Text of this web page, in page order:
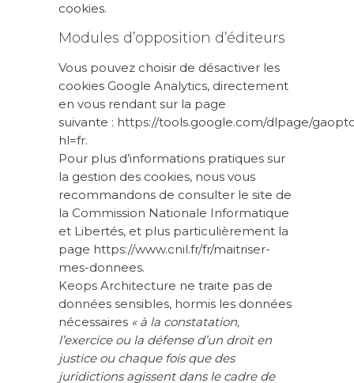
cookies.
Modules d’opposition d’éditeurs
Vous pouvez choisir de désactiver les
cookies Google Analytics, directement
en vous rendant sur la page
suivante : https://tools.google.com/dlpage/
hl=fr.
Pour plus d’informations pratiques sur
la gestion des cookies, nous vous
recommandons de consulter le site de
la Commission Nationale Informatique
et Libertés, et plus particulièrement la
page https://www.cnil.fr/fr/maitriser-
mes-donnees.
Keops Architecture ne traite pas de
données sensibles, hormis les données
nécessaires « à la constatation,
l’exercice ou la défense d’un droit en
justice ou chaque fois que des
juridictions agissent dans le cadre de